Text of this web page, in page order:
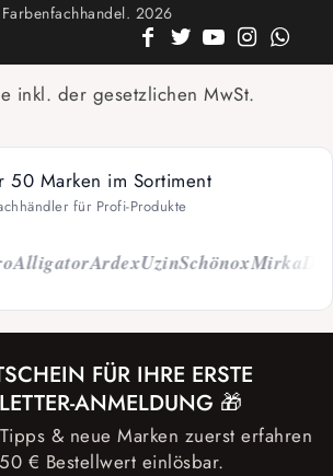
Farbenfachhandel. 2026
inkl. der gesetzlichen MwSt.
50 Marken im Sortiment
für Profi-Produkte
AlligatorArdexUzinSchönoxMirka
FÜR IHRE ERSTE
ANMELDUNG 🎁
& neue Marken zuerst erfahren
€ Bestellwert einlösbar.